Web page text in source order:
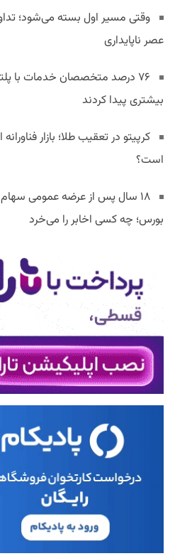
وقتی مسیر اول بسته می‌شود؛
عصر ناپایداری
۷۶ درصد متخصصان خدمات با
بیشتری پیدا کردند
کرپیتو در تعقیب طلا؛ بازار
است؟
۱۸ سال پس از عرضه عمومی
بورس؛ چه کسی اخابر را می‌خرد